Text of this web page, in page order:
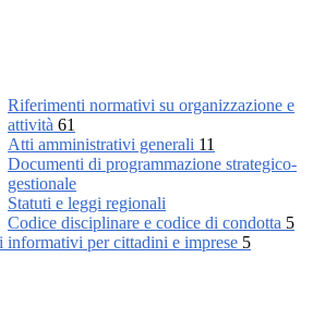
Riferimenti normativi su organizzazione e
attività 61
Atti amministrativi generali 11
Documenti di programmazione strategico-
gestionale
Statuti e leggi regionali
Codice disciplinare e codice di condotta 5
informativi per cittadini e imprese 5